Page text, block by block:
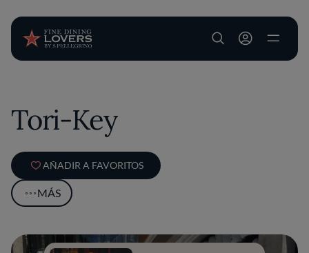
User account
Tori-Key
AÑADIR A FAVORITOS
MÁS